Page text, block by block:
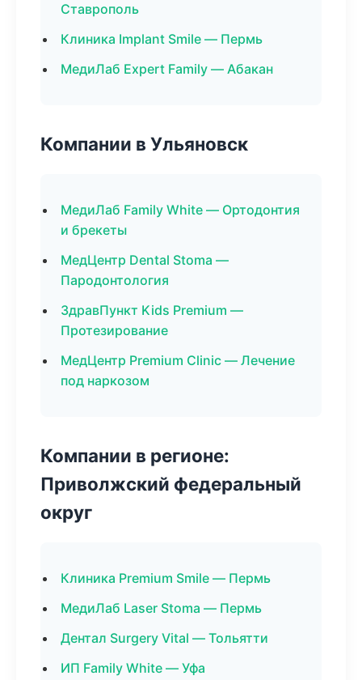
Ставрополь
Клиника Implant Smile — Пермь
МедиЛаб Expert Family — Абакан
Компании в Ульяновск
МедиЛаб Family White — Ортодонтия
и брекеты
МедЦентр Dental Stoma —
Пародонтология
ЗдравПункт Kids Premium —
Протезирование
МедЦентр Premium Clinic — Лечение
под наркозом
Компании в регионе:
Приволжский федеральный
округ
Клиника Premium Smile — Пермь
МедиЛаб Laser Stoma — Пермь
Дентал Surgery Vital — Тольятти
ИП Family White — Уфа